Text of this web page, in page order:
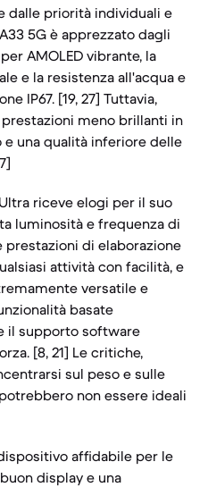
dalle priorità individuali e
5G è apprezzato dagli
AMOLED vibrante, la
e la resistenza all'acqua e
IP67. [19, 27] Tuttavia,
meno brillanti in
una qualità inferiore delle
riceve elogi per il suo
luminosità e frequenza di
di elaborazione
attività con facilità, e
versatile e
basate
il supporto software
[8, 21] Le critiche,
sul peso e sulle
non essere ideali
affidabile per le
display e una